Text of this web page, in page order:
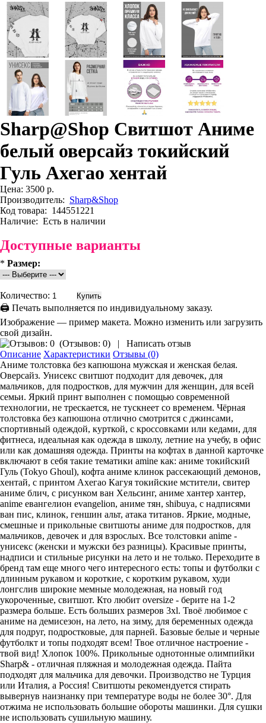
Sharp@Shop Свитшот Аниме
белый оверсайз токийский
Гуль Ахегао хентай
Цена: 3500 р.
Производитель: Sharp&Shop
Код товара: 144551221
Наличие: Есть в наличии
Доступные варианты
* Размер:
Количество:
🖨 Печать выполняется по индивидуальному заказу.
Изображение — пример макета. Можно изменить или загрузить
свой дизайн.
(Отзывов: 0) |
Написать отзыв
Описание Характеристики Отзывы (0)
Аниме толстовка без капюшона мужская и женская белая.
Оверсайз. Унисекс свитшот подходит для девочек, для
мальчиков, для подростков, для мужчин для женщин, для всей
семьи. Яркий принт выполнен с помощью современной
технологии, не трескается, не тускнеет со временем. Чёрная
толстовка без капюшона отлично смотрится с джинсами,
спортивный одеждой, курткой, с кроссовками или кедами, для
фитнеса, идеальная как одежда в школу, летние на учебу, в офис
или как домашняя одежда. Принты на кофтах в данной карточке
включают в себя такие тематики amine как: аниме токийский
Гуль (Tokyo Ghoul), кофта аниме клинок рассекающий демонов,
хентай, с принтом Ахегао Кагуя токийские мстители, свитер
аниме блич, с рисунком ван Хельсинг, аниме хантер хантер,
anime евангелион evangelion, аниме тян, shibuya, с надписями
ван пис, клинок, геншин альт, атака титанов. Яркие, модные,
смешные и прикольные свитшоты аниме для подростков, для
мальчиков, девочек и для взрослых. Все толстовки anime -
унисекс (женски и мужски без разницы). Красивые принты,
надписи и стильные рисунки на лето и не только. Переходите в
бренд там еще много чего интересного есть: топы и футболки с
длинным рукавом и короткие, с коротким рукавом, худи
лонгслив широкие мемные молодежная, на новый год
укороченные, свитшот. Кто любит oversize - берите на 1-2
размера больше. Есть больших размеров 3xl. Твоё любимое с
аниме на демисезон, на лето, на зиму, для беременных одежда
для подруг, подростковые, для парней. Базовые белые и черные
футболкт и топы подходят всем! Твое отличное настроение -
твой вид! Хлопок 100%. Прикольные однотонные олимпийки
Sharp& - отличная пляжная и молодежная одежда. Пайта
подходят для мальчика для девочки. Производство не Турция
или Италия, а Россия! Свитшоты рекомендуется стирать
вывернув наизнанку при температуре воды не более 30°. Для
отжима не использовать большие обороты машинки. Для сушки
не использовать сушильную машину.